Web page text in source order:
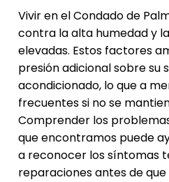
Vivir en el Condado de
contra la alta humedad y
elevadas. Estos factores
presión adicional sobre su
acondicionado, lo que a
frecuentes si no se
Comprender los
que encontramos puede
a reconocer los síntomas
reparaciones antes de que